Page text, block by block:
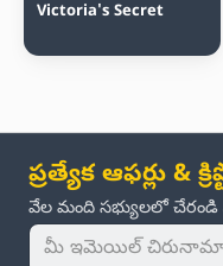
Victoria's Secret
ప్రత్యేక ఆఫర్లు &
వేల మంది సభ్యులలో